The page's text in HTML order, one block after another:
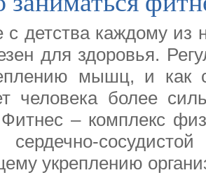
детства каждому из
для здоровья.
мышц, и как
человека более
– комплекс
сердечно-
укреплению